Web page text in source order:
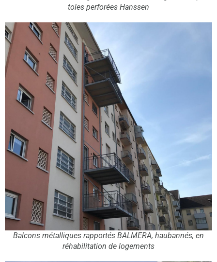
toles perforées Hanssen
Balcons métalliques rapportés BALMERA, haubannés, en
réhabilitation de logements